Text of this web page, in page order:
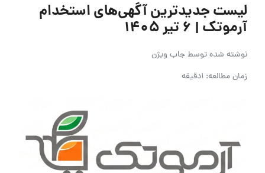
لیست جدیدترین آگهی‌های استخدام
آرموتک | ۶ تیر ۱۴۰۵
نوشته شده توسطجاب ویژن
زمان مطالعه: 1دقیقه